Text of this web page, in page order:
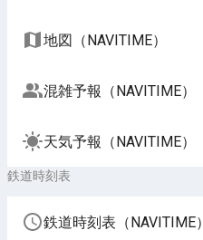
地図（NAVITIME）
混雑予報（NAVITIME）
天気予報（NAVITIME）
鉄道時刻表
鉄道時刻表（NAVITIME）